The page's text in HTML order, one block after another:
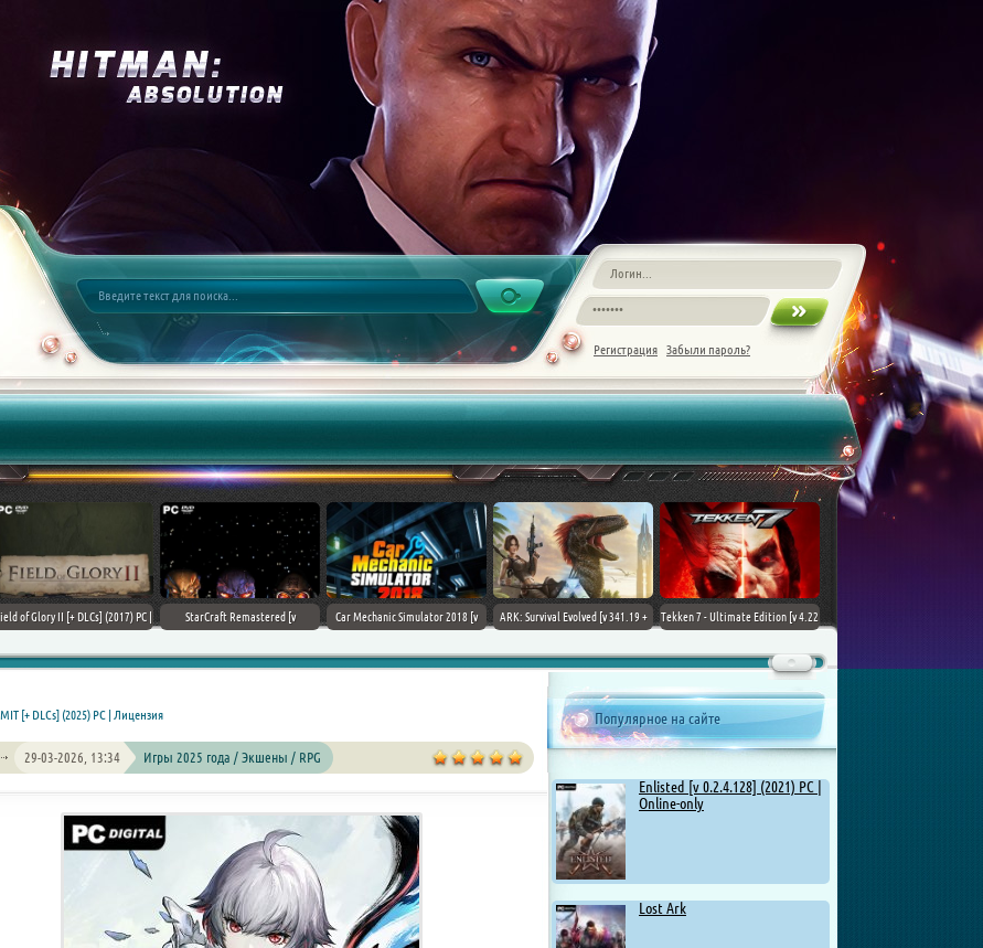
Регистрация Забыли пароль?
of Glory II [+ DLCs] (2017) PC |
StarCraft Remastered [v
Car Mechanic Simulator 2018 [v
ARK: Survival Evolved [v 341.19 +
Tekken 7 - Ultimate Edition [v 4.22
Chovka
Популярное на сайте
Enlisted [v 0.2.4.128] (2021) PC |
Online-only
Lost Ark
[+ DLCs] (2025) PC | Лицензия
29-03-2026, 13:34 Игры 2025 года / Экшены / RPG